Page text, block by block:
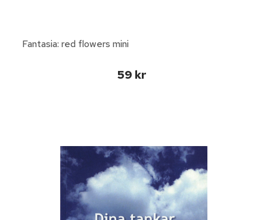
Fantasia: red flowers mini
59 kr